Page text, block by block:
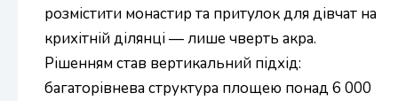
розмістити монастир та притулок для дівчат на
крихітній ділянці — лише чверть акра.
Рішенням став вертикальний підхід:
багаторівнева структура площею понад 6 000